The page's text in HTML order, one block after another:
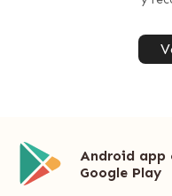
Android app
Google Play